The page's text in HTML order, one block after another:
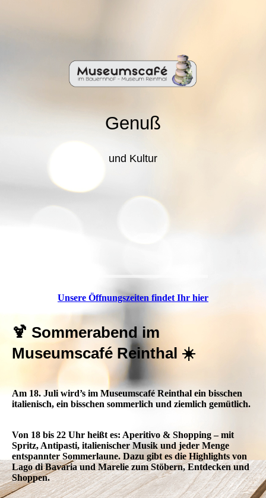
Genuß
und Kultur
Unsere Öffnungszeiten findet Ihr hier
🍹 Sommerabend im
Museumscafé Reinthal ☀️
Am 18. Juli wird’s im Museumscafé Reinthal ein bisschen
italienisch, ein bisschen sommerlich und ziemlich gemütlich.
Von 18 bis 22 Uhr heißt es: Aperitivo & Shopping – mit
Spritz, Antipasti, italienischer Musik und jeder Menge
entspannter Sommerlaune. Dazu gibt es die Highlights von
Lago di Bavaria und Marelie zum Stöbern, Entdecken und
Shoppen.